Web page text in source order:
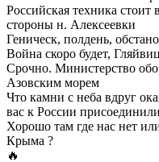
Российская техника стоит
стороны н. Алексеевки
Геническ, полдень,
Война скоро будет,
Срочно. Министерство
Азовским морем
Что камни с неба вдруг
вас к России
Хорошо там где нас нет
Крыма ?
🔥